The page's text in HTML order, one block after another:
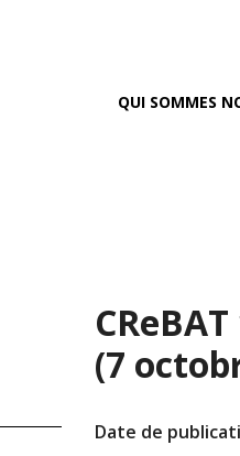
QUI SOMMES
(7
Date de